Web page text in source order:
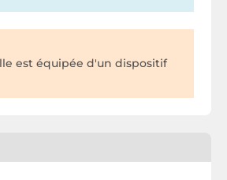
est équipée d'un dispositif